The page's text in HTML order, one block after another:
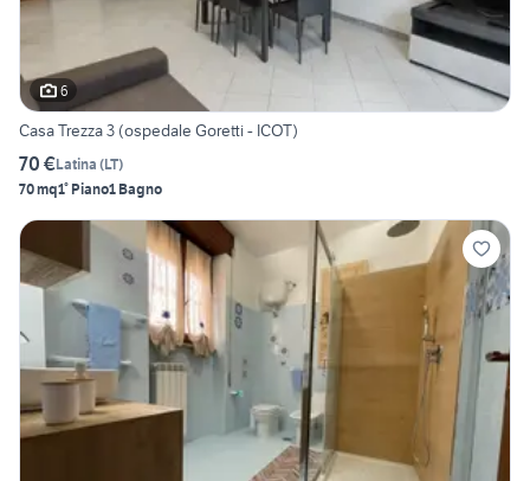
6
Casa Trezza 3 (ospedale Goretti - ICOT)
70 €Latina (LT)
70 mq1° Piano1 Bagno